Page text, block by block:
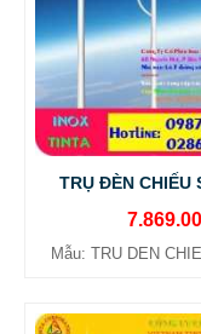
TRỤ ĐÈN CHIẾU
Mẫu: TRU DEN